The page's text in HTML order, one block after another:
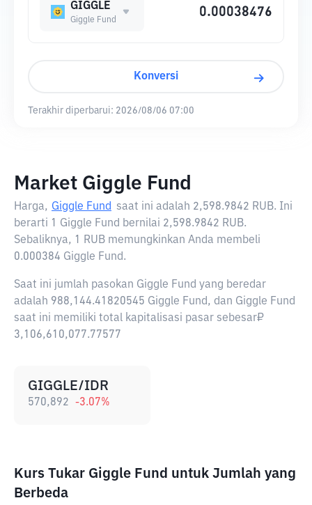
GIGGLE
Giggle Fund
Konversi
Terakhir diperbarui: 2026/08/06 07:00
Market Giggle Fund
Harga, Giggle Fund saat ini adalah 2,598.9842 RUB. Ini
berarti 1 Giggle Fund bernilai 2,598.9842 RUB.
Sebaliknya, 1 RUB memungkinkan Anda membeli
0.000384 Giggle Fund.
Saat ini jumlah pasokan Giggle Fund yang beredar
adalah 988,144.41820545 Giggle Fund, dan Giggle Fund
saat ini memiliki total kapitalisasi pasar sebesar₽
3,106,610,077.77577
GIGGLE/IDR
570,892 -3.07%
Kurs Tukar Giggle Fund untuk Jumlah yang
Berbeda